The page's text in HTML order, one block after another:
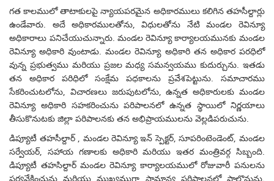
గత కాలములో తాటాకులపై న్యాయపరమైన అధికారములు కలిగిన తహసీల్దార్లు
ఉండేవారు. అదే అధికారములతోను, విధులతోను నేటి మండల రెవిన్యూ
అధికారాలు పనిచేయుచున్నారు. మండల రెవిన్యూ కార్యాలయమునకు మండల
రెవిన్యూ అధికారి వుంటాడు. మండల రెవిన్యూ అధికారి తన అధికార పరధిలో
వున్న ప్రభుత్వము మరియు ప్రజల మధ్య సమన్వయము కుదుర్చును. ఇతడు
తన అధికార పరిధిలో సంక్షేమ పధకాలను ప్రవేశపెట్టును. సమాచారము
సేకరించుటలోను, విచారణలు జరుపుటలోను, ఉన్నత అధికారులకు మండల
రెవిన్యూ అధికారి సహకరించును పరిపాలనలో ఉన్నత స్థాయిలో నిర్ణయాలు
తీసుకొనుటకు జిల్లా పరిపాలనకు తన అభిప్రాయములను వెల్లడిపరుచును.
డిప్యూటీ తహసీల్దార్ , మండల రెవిన్యూ ఇన్ స్పెక్టర్, సూపరింటెండెంట్, మండల
సర్వేయర్, సహాయ గణాలకు అధికారి మరియు ఇతర మంత్రివర్గ సిబ్బంది.
డిప్యూటీ తహసిల్దార్ మండల రెవిన్యూ కార్యాలయములో రోజువారీ పనులను